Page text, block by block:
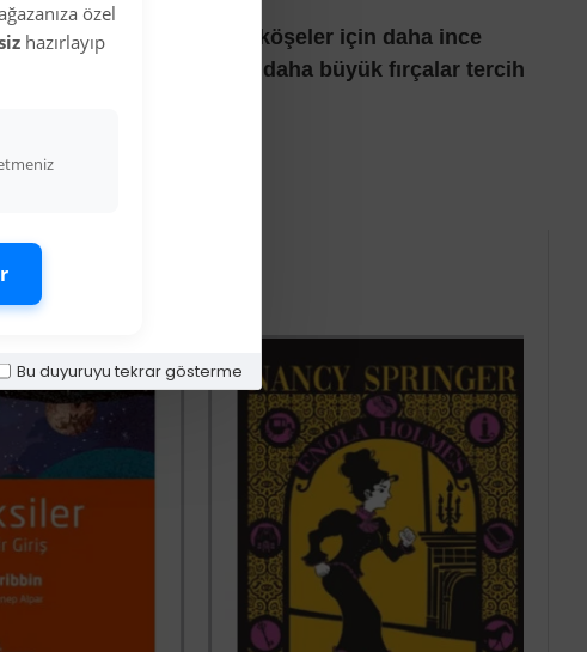
özel
hazırlayıp
Bu duyuruyu tekrar gösterme
ile başlanmalı ve dar köşeler için daha ince
geniş alanlar için ise daha büyük fırçalar tercih